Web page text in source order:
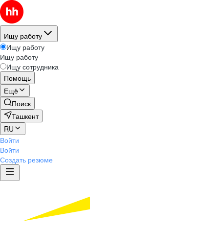
Ищу работу
Ищу работу
Ищу работу
Ищу сотрудника
Помощь
Ещё
Поиск
Ташкент
RU
Войти
Войти
Создать резюме